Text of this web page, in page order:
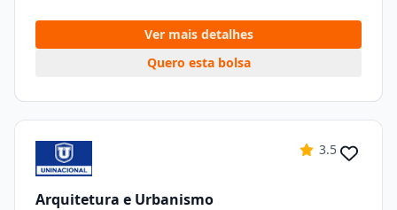
Ver mais detalhes
Quero esta bolsa
3.5
Arquitetura e Urbanismo